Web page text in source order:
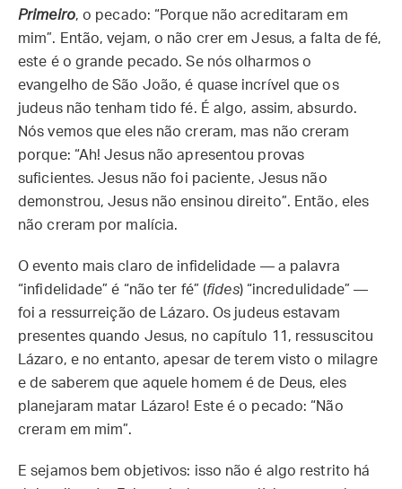
Primeiro, o pecado: “Porque não acreditaram em
mim”. Então, vejam, o não crer em Jesus, a falta de fé,
este é o grande pecado. Se nós olharmos o
evangelho de São João, é quase incrível que os
judeus não tenham tido fé. É algo, assim, absurdo.
Nós vemos que eles não creram, mas não creram
porque: “Ah! Jesus não apresentou provas
suficientes. Jesus não foi paciente, Jesus não
demonstrou, Jesus não ensinou direito”. Então, eles
não creram por malícia.
O evento mais claro de infidelidade — a palavra
“infidelidade” é “não ter fé” (fides) “incredulidade” —
foi a ressurreição de Lázaro. Os judeus estavam
presentes quando Jesus, no capítulo 11, ressuscitou
Lázaro, e no entanto, apesar de terem visto o milagre
e de saberem que aquele homem é de Deus, eles
planejaram matar Lázaro! Este é o pecado: “Não
creram em mim”.
E sejamos bem objetivos: isso não é algo restrito há